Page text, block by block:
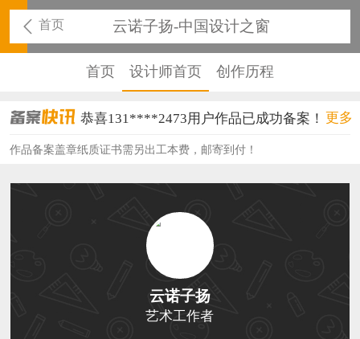
首页 云诺子扬-中国设计之窗
首页 设计师首页 创作历程
恭喜131****2473用户作品已成功备案！
恭喜159****4201用户作品已成功备案！
恭喜133****6466用户作品已成功备案！
恭喜131****1475用户作品已成功备案！
恭喜133****8874用户作品已成功备案！
恭喜138****8638用户作品已成功备案！
恭喜133****9020用户作品已成功备案！
更多
作品备案盖章纸质证书需另出工本费，邮寄到付！
云诺子扬
艺术工作者